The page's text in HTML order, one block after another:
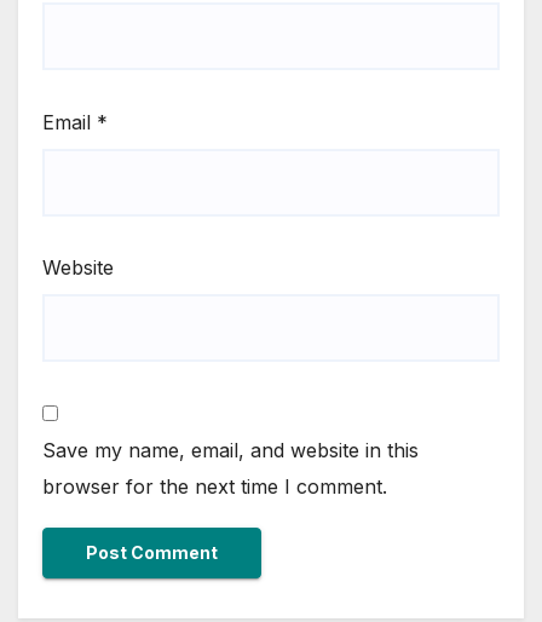
Email *
Website
Save my name, email, and website in this
browser for the next time I comment.